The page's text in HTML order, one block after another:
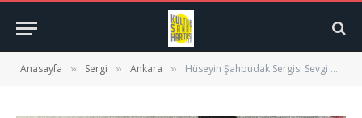
Anasayfa » Sergi » Ankara » Hüseyin Şahbudak Sergisi Sevgi Sanat Galerisi’nde…